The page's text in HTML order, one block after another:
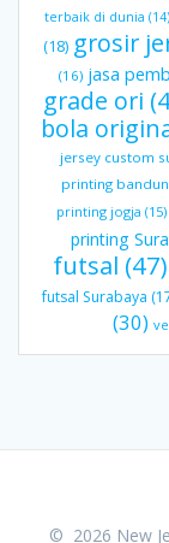
terbaik di dunia (14)
(18) grosir
(16) jasa
grade ori
bola
jersey custom
printing
printing jogja (15)
printing
futsal (47)
futsal Surabaya
(30)
© 2026 New